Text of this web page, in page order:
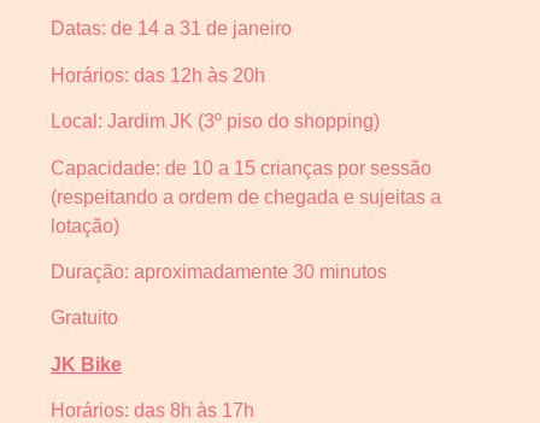
Datas: de 14 a 31 de janeiro
Horários: das 12h às 20h
Local: Jardim JK (3º piso do shopping)
Capacidade: de 10 a 15 crianças por sessão
(respeitando a ordem de chegada e sujeitas a
lotação)
Duração: aproximadamente 30 minutos
Gratuito
JK Bike
Horários: das 8h às 17h